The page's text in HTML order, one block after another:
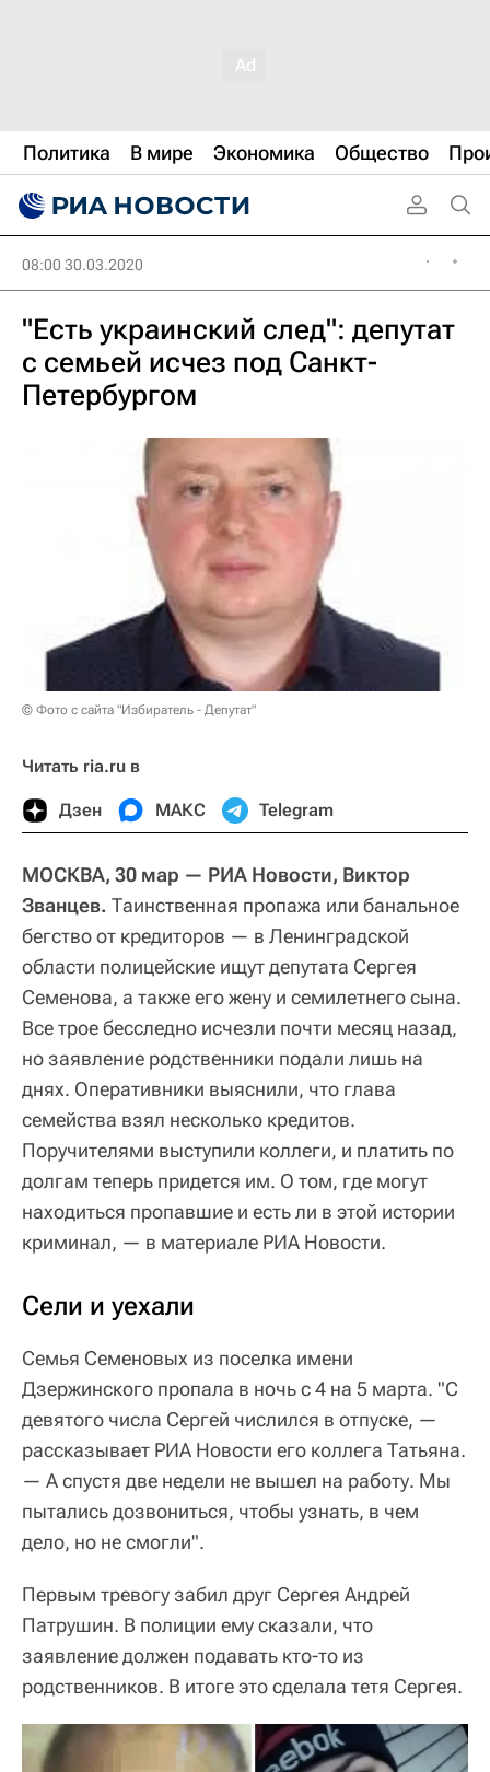
Политика В мире Экономика Общество
08:00 30.03.2020
"Есть украинский след": депутат
с семьей исчез под Санкт-
Петербургом
© Фото с сайта "Избиратель - Депутат"
Читать ria.ru в
Дзен МАКС Telegram
МОСКВА, 30 мар — РИА Новости, Виктор
Званцев. Таинственная пропажа или банальное
бегство от кредиторов — в Ленинградской
области полицейские ищут депутата Сергея
Семенова, а также его жену и семилетнего сына.
Все трое бесследно исчезли почти месяц назад,
но заявление родственники подали лишь на
днях. Оперативники выяснили, что глава
семейства взял несколько кредитов.
Поручителями выступили коллеги, и платить по
долгам теперь придется им. О том, где могут
находиться пропавшие и есть ли в этой истории
криминал, — в материале РИА Новости.
Сели и уехали
Семья Семеновых из поселка имени
Дзержинского пропала в ночь с 4 на 5 марта. "С
девятого числа Сергей числился в отпуске, —
рассказывает РИА Новости его коллега Татьяна.
— А спустя две недели не вышел на работу. Мы
пытались дозвониться, чтобы узнать, в чем
дело, но не смогли".
Первым тревогу забил друг Сергея Андрей
Патрушин. В полиции ему сказали, что
заявление должен подавать кто-то из
родственников. В итоге это сделала тетя Сергея.